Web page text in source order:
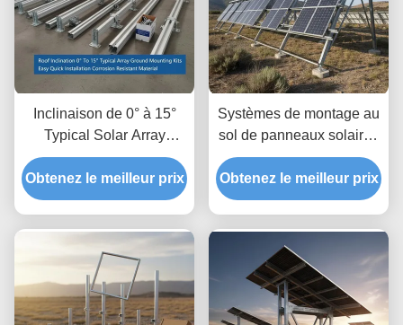
Inclinaison de 0° à 15°
Typical Solar Array
Ground Mounting Kits
Easy Quick Installation
Matériau résistant à la
Obtenez le meilleur prix
Systèmes de montage au
sol de panneaux solaires
avec dégagement au sol
jusqu'à 1,2 m et
dégagement de hauteur
Obtenez le meilleur prix